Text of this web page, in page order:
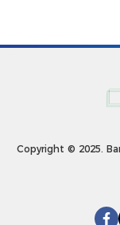
Copyright © 2025.